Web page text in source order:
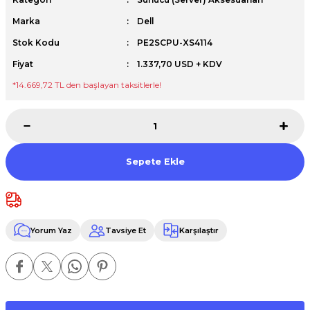
/ XPS+GPU
Marka Dell
Stok Kodu PE2SCPU-XS4114
Fiyat
1.337,70 USD + KDV
*14.669,72 TL den başlayan taksitlerle!
Sepete Ekle
Yorum Yaz Tavsiye Et Karşılaştır